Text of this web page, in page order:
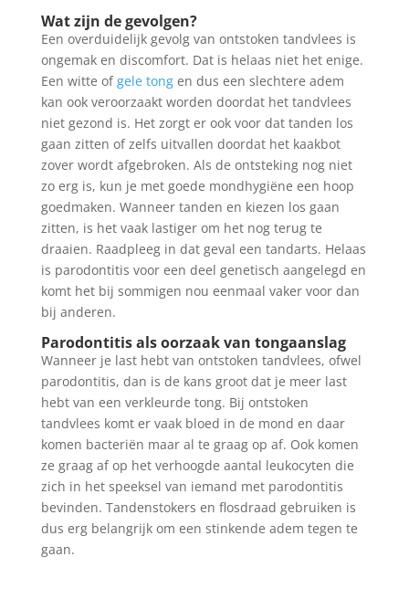
Wat zijn de gevolgen?
Een overduidelijk gevolg van ontstoken tandvlees is
ongemak en discomfort. Dat is helaas niet het enige.
Een witte of gele tongen dus een slechtere adem
kan ook veroorzaakt worden doordat het tandvlees
niet gezond is. Het zorgt er ook voor dat tanden los
gaan zitten of zelfs uitvallen doordat het kaakbot
zover wordt afgebroken. Als de ontsteking nog niet
zo erg is, kun je met goede mondhygiëne een hoop
goedmaken. Wanneer tanden en kiezen los gaan
zitten, is het vaak lastiger om het nog terug te
draaien. Raadpleeg in dat geval een tandarts. Helaas
is parodontitis voor een deel genetisch aangelegd en
komt het bij sommigen nou eenmaal vaker voor dan
bij anderen.
Parodontitis als oorzaak van tongaanslag
Wanneer je last hebt van ontstoken tandvlees, ofwel
parodontitis, dan is de kans groot dat je meer last
hebt van een verkleurde tong. Bij ontstoken
tandvlees komt er vaak bloed in de mond en daar
komen bacteriën maar al te graag op af. Ook komen
ze graag af op het verhoogde aantal leukocyten die
zich in het speeksel van iemand met parodontitis
bevinden. Tandenstokers en flosdraad gebruiken is
dus erg belangrijk om een stinkende adem tegen te
gaan.